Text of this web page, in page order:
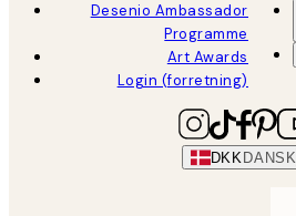
Desenio Ambassador
Programme
Art Awards
Login (forretning)
DKK DANSK